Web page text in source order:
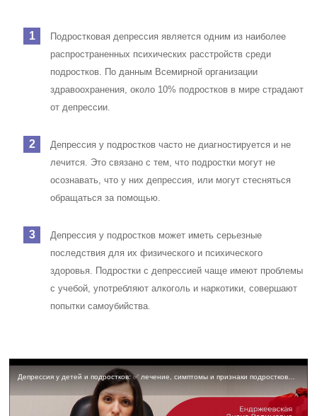
Подростковая депрессия является одним из наиболее
распространенных психических расстройств среди
подростков. По данным Всемирной организации
здравоохранения, около 10% подростков в мире страдают
от депрессии.
Депрессия у подростков часто не диагностируется и не
лечится. Это связано с тем, что подростки могут не
осознавать, что у них депрессия, или могут стесняться
обращаться за помощью.
Депрессия у подростков может иметь серьезные
последствия для их физического и психического
здоровья. Подростки с депрессией чаще имеют проблемы
с учебой, употребляют алкоголь и наркотики, совершают
попытки самоубийства.